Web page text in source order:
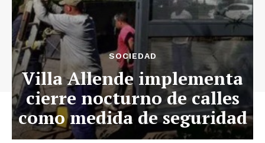
SOCIEDAD
Villa Allende implementa
cierre nocturno de calles
como medida de seguridad